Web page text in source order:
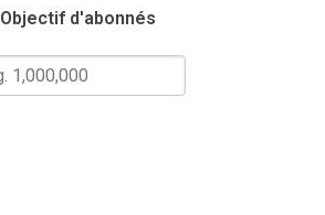
Objectif d'abonnés